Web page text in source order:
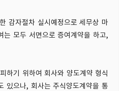
감자절차 실시예정으로 세무상 마
는 모두 서면으로 증여계약을 하고,
하기 위하여 회사와 양도계약 형식
있으나, 회사는 주식양도계약을 통